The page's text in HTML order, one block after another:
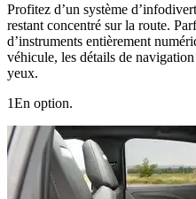
Profitez d’un système
restant concentré sur la route.
d’instruments entièrement
véhicule, les détails de
yeux.
1En option.